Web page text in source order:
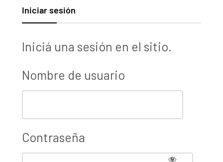
Iniciar sesión
Iniciá una sesión en el sitio.
Nombre de usuario
Contraseña